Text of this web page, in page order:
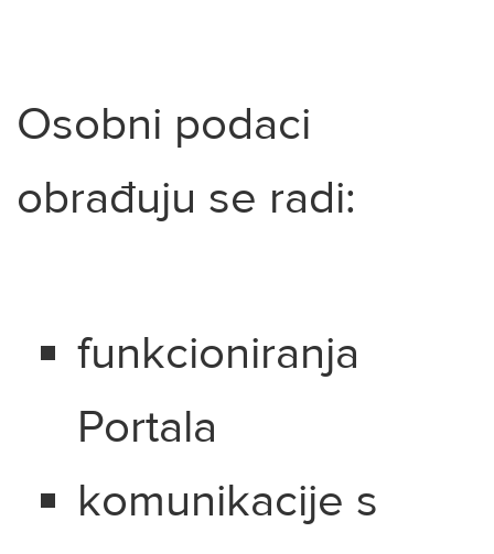
Osobni podaci
obrađuju se radi:
funkcioniranja
Portala
komunikacije s